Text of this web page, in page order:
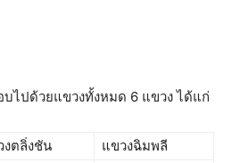
บไปด้วยแขวงทั้งหมด 6 แขวง ได้แก่
งตลิ่งชัน แขวงฉิมพลี